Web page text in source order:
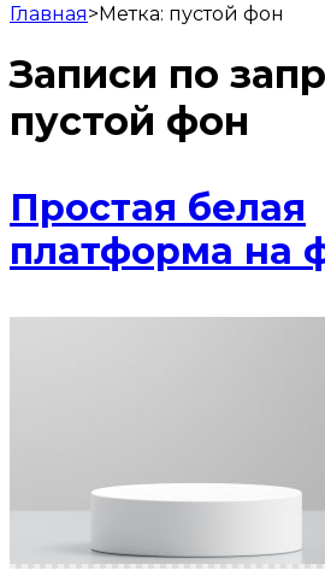
Главная>Метка: пустой фон
Записи по
пустой фон
Простая белая
платформа на